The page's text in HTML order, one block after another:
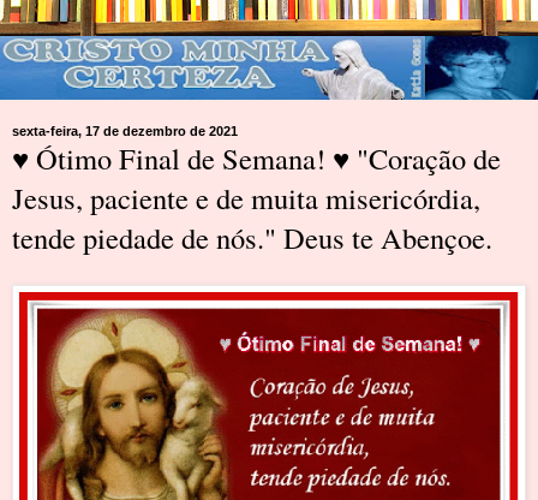
sexta-feira, 17 de dezembro de 2021
♥ Ótimo Final de Semana! ♥ "Coração de
Jesus, paciente e de muita misericórdia,
tende piedade de nós." Deus te Abençoe.